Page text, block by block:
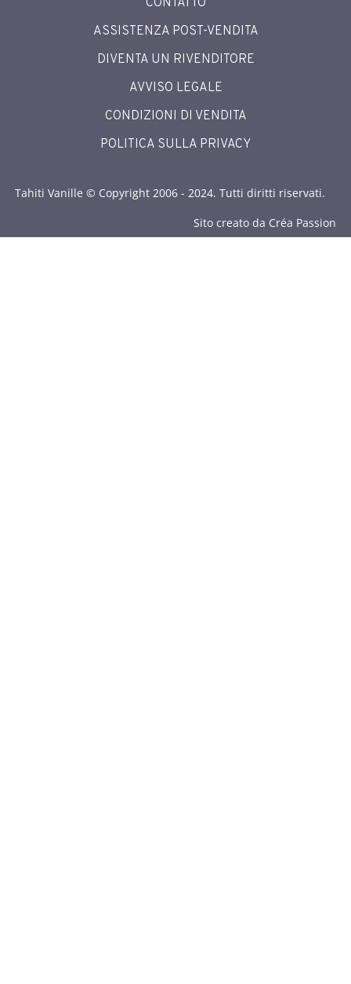
ASSISTENZA POST-VENDITA
DIVENTA UN RIVENDITORE
AVVISO LEGALE
CONDIZIONI DI VENDITA
POLITICA SULLA PRIVACY
Tahiti Vanille © Copyright 2006 - 2024. Tutti diritti riservati.
Sito creato da Créa Passion